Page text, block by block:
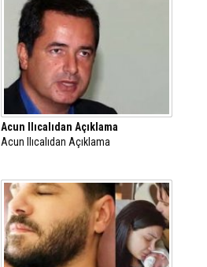
Acun Ilıcalıdan Açıklama
Acun Ilıcalıdan Açıklama